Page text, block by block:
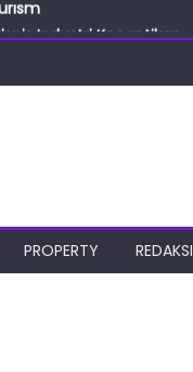
Industri Kecantikan
PROPERTY REDAKSI